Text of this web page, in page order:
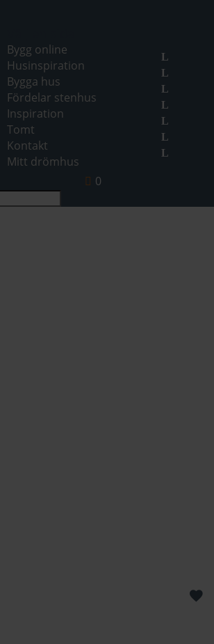
Bygg online
Husinspiration
Bygga hus
Fördelar stenhus
Inspiration
Tomt
Kontakt
Mitt drömhus
0